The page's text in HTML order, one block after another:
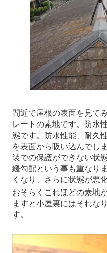
間近で屋根の表面を見て
レートの素地です。防水
態です。防水性能、耐久
を表面から吸い込んでし
装での保護ができない状
緩勾配という事も重なり
くなり、さらに状態が悪
おそらくこれほどの素地
ますと小屋裏にはそれな
す。